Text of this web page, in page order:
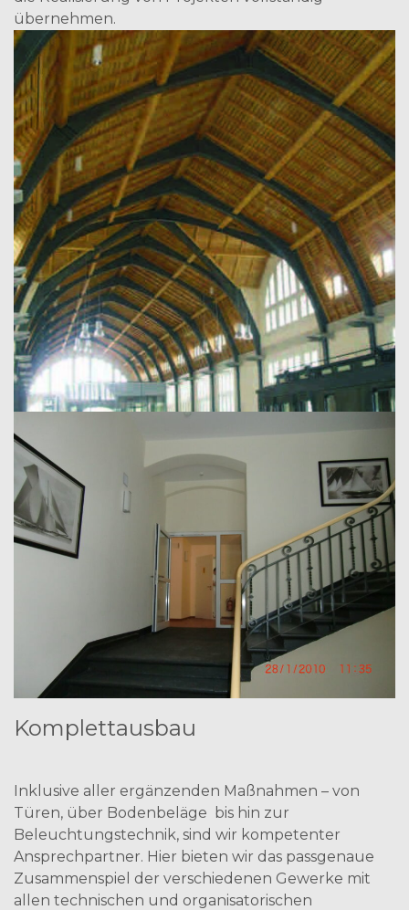
übernehmen.
Komplettausbau
Inklusive aller ergänzenden Maßnahmen – von
Türen, über Bodenbeläge bis hin zur
Beleuchtungstechnik, sind wir kompetenter
Ansprechpartner. Hier bieten wir das passgenaue
Zusammenspiel der verschiedenen Gewerke mit
allen technischen und organisatorischen